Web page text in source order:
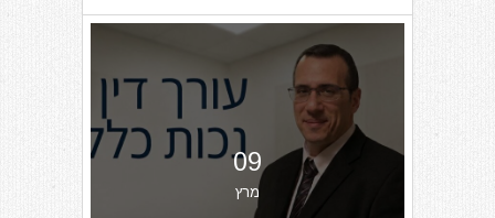
09
מרץ